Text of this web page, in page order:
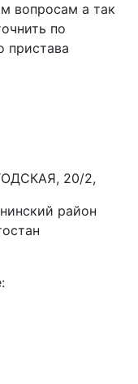
вопросам а так
по
пристава
20/2,
район